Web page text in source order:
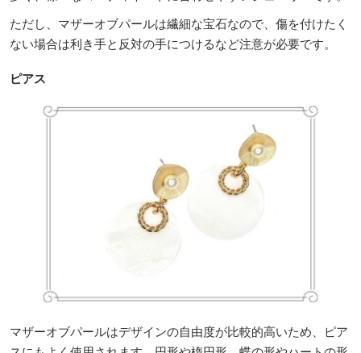
ただし、マザーオブパールは繊細な宝石なので、傷を付けたく
ない場合は利き手と反対の手につけるなど注意が必要です。
ピアス
マザーオブパールはデザインの自由度が比較的高いため、ピア